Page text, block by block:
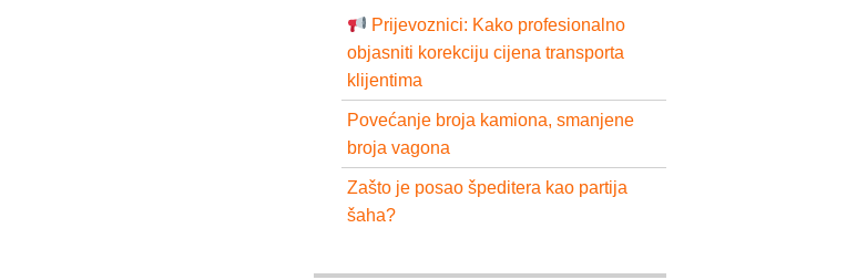
Prijevoznici: Kako profesionalno
objasniti korekciju cijena transporta
klijentima
Povećanje broja kamiona, smanjene
broja vagona
Zašto je posao špeditera kao partija
šaha?